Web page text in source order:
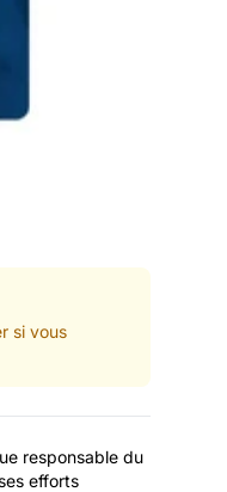
si vous
responsable du
efforts